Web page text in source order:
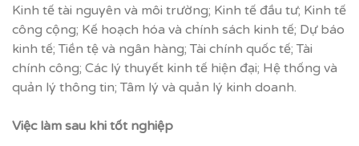
Kinh tế tài nguyên và môi trường; Kinh tế đầu tư; Kinh tế
công cộng; Kế hoạch hóa và chính sách kinh tế; Dự báo
kinh tế; Tiền tệ và ngân hàng; Tài chính quốc tế; Tài
chính công; Các lý thuyết kinh tế hiện đại; Hệ thống và
quản lý thông tin; Tâm lý và quản lý kinh doanh.
Việc làm sau khi tốt nghiệp